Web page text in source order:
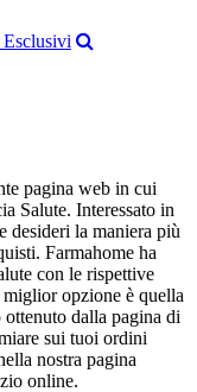
pagina web in cui
Salute. Interessato in
desideri la maniera più
Farmahome ha
con le rispettive
opzione è quella
dalla pagina di
sui tuoi ordini
nostra pagina
online.